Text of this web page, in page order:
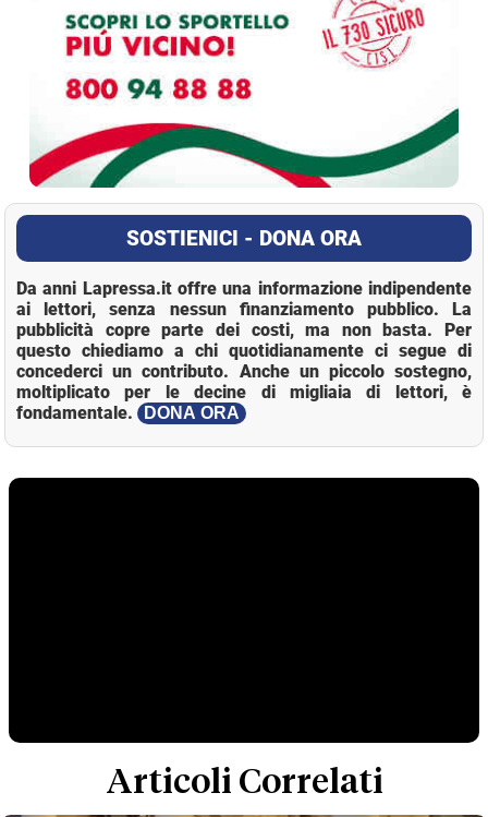
SOSTIENICI - DONA ORA
Da anni Lapressa.it offre una informazione indipendente
ai lettori, senza nessun finanziamento pubblico. La
pubblicità copre parte dei costi, ma non basta. Per
questo chiediamo a chi quotidianamente ci segue di
concederci un contributo. Anche un piccolo sostegno,
moltiplicato per le decine di migliaia di lettori, è
fondamentale.
DONA ORA
Articoli Correlati